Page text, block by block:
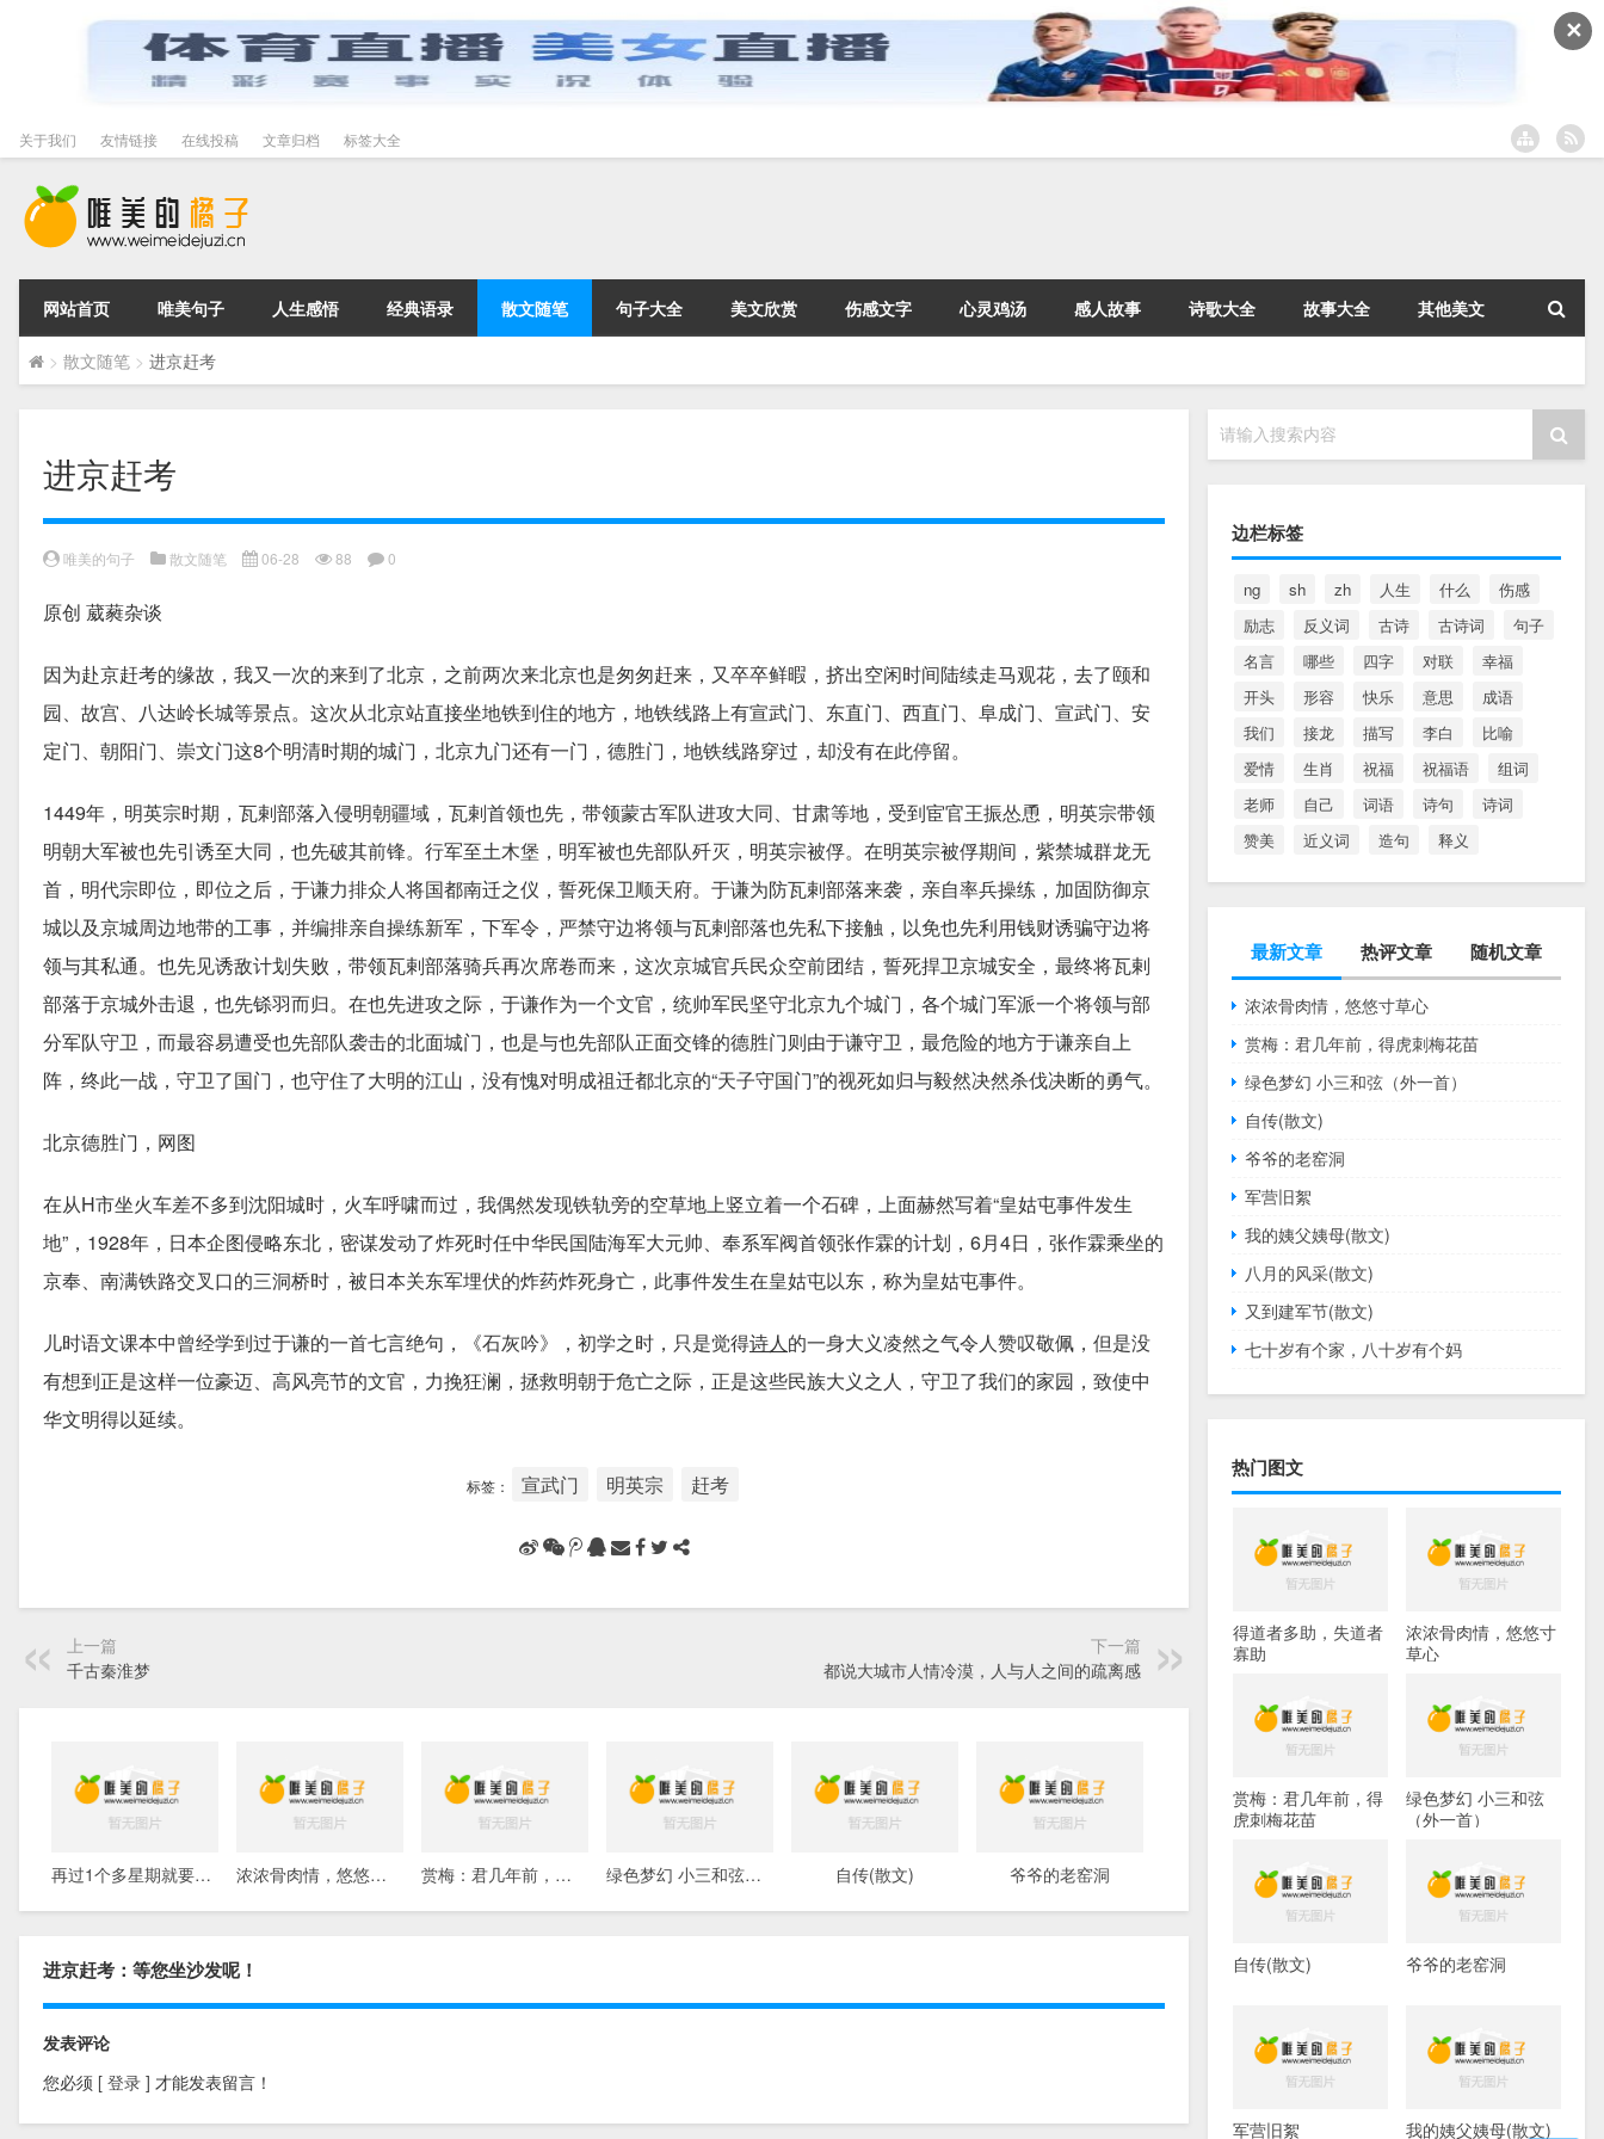
✕
关于我们 友情链接 在线投稿 文章归档 标签大全
网站首页 唯美句子 人生感悟 经典语录 散文随笔 句子大全 美文欣赏 伤感文字 心灵鸡汤 感人故事 诗歌大全 故事大全 其他美文
> 散文随笔 > 进京赶考
进京赶考
唯美的句子 散文随笔 06-28 88 0
原创 葳蕤杂谈
因为赴京赶考的缘故，我又一次的来到了北京，之前两次来北京也是匆匆赶来，又卒卒鲜暇，挤出空闲时间陆续走马观花，去了颐和
园、故宫、八达岭长城等景点。这次从北京站直接坐地铁到住的地方，地铁线路上有宣武门、东直门、西直门、阜成门、宣武门、安
定门、朝阳门、崇文门这8个明清时期的城门，北京九门还有一门，德胜门，地铁线路穿过，却没有在此停留。
1449年，明英宗时期，瓦剌部落入侵明朝疆域，瓦剌首领也先，带领蒙古军队进攻大同、甘肃等地，受到宦官王振怂恿，明英宗带领
明朝大军被也先引诱至大同，也先破其前锋。行军至土木堡，明军被也先部队歼灭，明英宗被俘。在明英宗被俘期间，紫禁城群龙无
首，明代宗即位，即位之后，于谦力排众人将国都南迁之仪，誓死保卫顺天府。于谦为防瓦剌部落来袭，亲自率兵操练，加固防御京
城以及京城周边地带的工事，并编排亲自操练新军，下军令，严禁守边将领与瓦剌部落也先私下接触，以免也先利用钱财诱骗守边将
领与其私通。也先见诱敌计划失败，带领瓦剌部落骑兵再次席卷而来，这次京城官兵民众空前团结，誓死捍卫京城安全，最终将瓦剌
部落于京城外击退，也先铩羽而归。在也先进攻之际，于谦作为一个文官，统帅军民坚守北京九个城门，各个城门军派一个将领与部
分军队守卫，而最容易遭受也先部队袭击的北面城门，也是与也先部队正面交锋的德胜门则由于谦守卫，最危险的地方于谦亲自上
阵，终此一战，守卫了国门，也守住了大明的江山，没有愧对明成祖迁都北京的“天子守国门”的视死如归与毅然决然杀伐决断的勇气。
北京德胜门，网图
在从H市坐火车差不多到沈阳城时，火车呼啸而过，我偶然发现铁轨旁的空草地上竖立着一个石碑，上面赫然写着“皇姑屯事件发生
地”，1928年，日本企图侵略东北，密谋发动了炸死时任中华民国陆海军大元帅、奉系军阀首领张作霖的计划，6月4日，张作霖乘坐的
京奉、南满铁路交叉口的三洞桥时，被日本关东军埋伏的炸药炸死身亡，此事件发生在皇姑屯以东，称为皇姑屯事件。
儿时语文课本中曾经学到过于谦的一首七言绝句，《石灰吟》，初学之时，只是觉得诗人的一身大义凌然之气令人赞叹敬佩，但是没
有想到正是这样一位豪迈、高风亮节的文官，力挽狂澜，拯救明朝于危亡之际，正是这些民族大义之人，守卫了我们的家园，致使中
华文明得以延续。
标签： 宣武门 明英宗 赶考
上一篇
千古秦淮梦
下一篇
都说大城市人情冷漠，人与人之间的疏离感
再过1个多星期就要考建造师了,求点古 浓浓骨肉情，悠悠寸草心 赏梅：君几年前，得虎刺梅花苗 绿色梦幻 小三和弦（外一首） 自传(散文) 爷爷的老窑洞
进京赶考：等您坐沙发呢！
发表评论
您必须 [ 登录 ] 才能发表留言！
请输入搜索内容
边栏标签
ng sh zh 人生 什么
伤感
励志
反义词 古诗 古诗词
句子
名言
哪些 四字 对联
幸福
开头
形容 快乐 意思
成语
我们
接龙 描写 李白
比喻
爱情
生肖 祝福 祝福语
组词
老师
自己 词语 诗句
诗词
赞美
近义词 造句 释义
最新文章 热评文章 随机文章
浓浓骨肉情，悠悠寸草心
赏梅：君几年前，得虎刺梅花苗
绿色梦幻 小三和弦（外一首）
自传(散文)
爷爷的老窑洞
军营旧絮
我的姨父姨母(散文)
八月的风采(散文)
又到建军节(散文)
七十岁有个家，八十岁有个妈
热门图文
得道者多助，失道者
寡助
浓浓骨肉情，悠悠寸
草心
赏梅：君几年前，得
虎刺梅花苗
绿色梦幻 小三和弦
（外一首）
自传(散文) 爷爷的老窑洞
军营旧絮 我的姨父姨母(散文)